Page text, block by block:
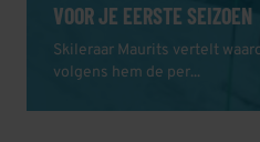
VOOR JE EERSTE SEIZOEN
Skileraar Maurits vertelt
volgens hem de per...